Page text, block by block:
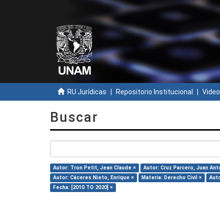
RU Jurídicas Repositorio Institucional
Buscar
Autor: Tron Petit, Jean Claude ×
Autor: Cruz Parcero, Juan
Autor: Cáceres Nieto, Enrique ×
Materia: Derecho Civil ×
Fecha: [2010 TO 2020] ×